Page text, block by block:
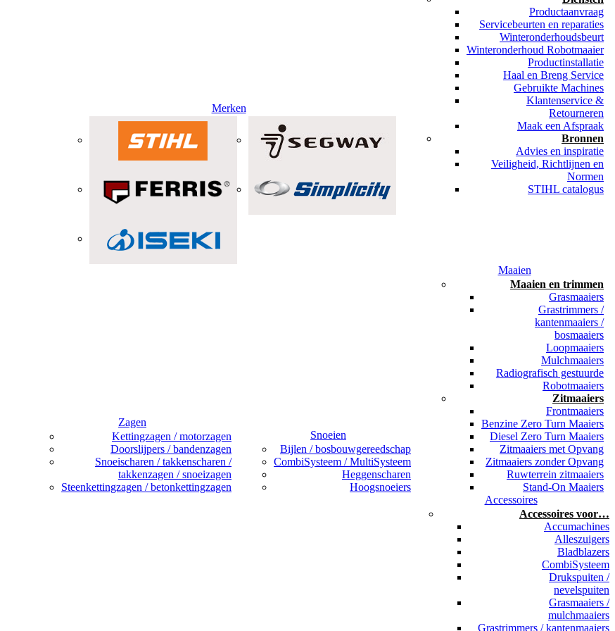
Merken
Productaanvraag
Servicebeurten en reparaties
Winteronderhoudsbeurt
Winteronderhoud Robotmaaier
Productinstallatie
Haal en Breng Service
Gebruikte Machines
Klantenservice &
Retourneren
Maak een Afspraak
Bronnen
Advies en inspiratie
Veiligheid, Richtlijnen en
Normen
STIHL catalogus
Zagen
Kettingzagen / motorzagen
Doorslijpers / bandenzagen
Snoeischaren / takkenscharen /
takkenzagen / snoeizagen
Steenkettingzagen / betonkettingzagen
Snoeien
Bijlen / bosbouwgereedschap
CombiSysteem / MultiSysteem
Heggenscharen
Hoogsnoeiers
Maaien
Maaien en trimmen
Grasmaaiers
Grastrimmers /
kantenmaaiers /
bosmaaiers
Loopmaaiers
Mulchmaaiers
Radiografisch gestuurde
Robotmaaiers
Zitmaaiers
Frontmaaiers
Benzine Zero Turn Maaiers
Diesel Zero Turn Maaiers
Zitmaaiers met Opvang
Zitmaaiers zonder Opvang
Ruwterrein zitmaaiers
Stand-On Maaiers
Accessoires
Accessoires voor…
Accumachines
Alleszuigers
Bladblazers
CombiSysteem
Drukspuiten /
nevelspuiten
Grasmaaiers /
mulchmaaiers
Grastrimmers / kantenmaaiers